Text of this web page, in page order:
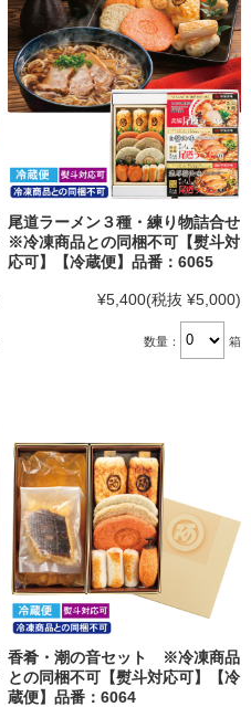
尾道ラーメン３種・練り物詰合せ
※冷凍商品との同梱不可【熨斗対
応可】【冷蔵便】品番：6065
¥5,400(税抜 ¥5,000)
数量： 箱
香肴・潮の音セット ※冷凍商品
との同梱不可【熨斗対応可】【冷
蔵便】品番：6064